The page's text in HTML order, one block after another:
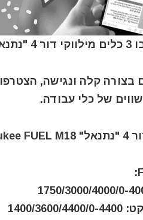
בצורה קלה ונגישה, הצטרפו
של כלי עבודה.
4400